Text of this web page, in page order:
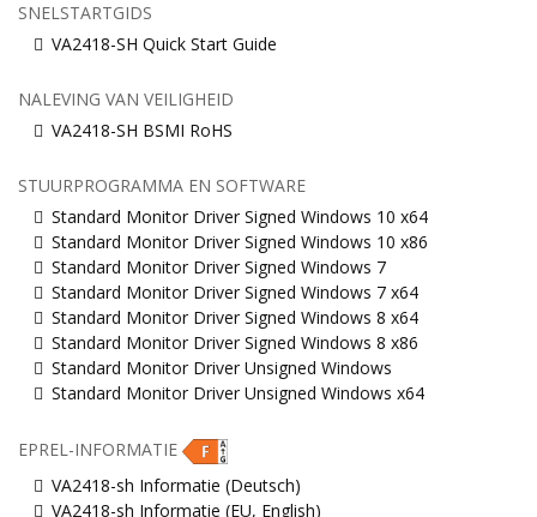
SNELSTARTGIDS
VA2418-SH Quick Start Guide
NALEVING VAN VEILIGHEID
VA2418-SH BSMI RoHS
STUURPROGRAMMA EN SOFTWARE
Standard Monitor Driver Signed Windows 10 x64
Standard Monitor Driver Signed Windows 10 x86
Standard Monitor Driver Signed Windows 7
Standard Monitor Driver Signed Windows 7 x64
Standard Monitor Driver Signed Windows 8 x64
Standard Monitor Driver Signed Windows 8 x86
Standard Monitor Driver Unsigned Windows
Standard Monitor Driver Unsigned Windows x64
EPREL-INFORMATIE
VA2418-sh Informatie (Deutsch)
VA2418-sh Informatie (EU, English)